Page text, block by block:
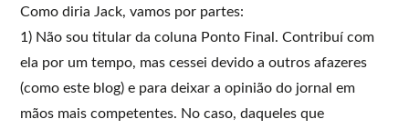
Como diria Jack, vamos por partes:
1) Não sou titular da coluna Ponto Final. Contribuí com
ela por um tempo, mas cessei devido a outros afazeres
(como este blog) e para deixar a opinião do jornal em
mãos mais competentes. No caso, daqueles que